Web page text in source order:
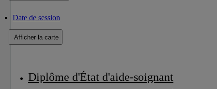
Date de session
Afficher la carte
Diplôme d'État d'aide-soignant